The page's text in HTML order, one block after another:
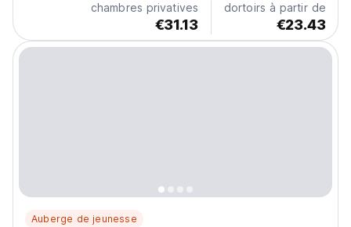
chambres privatives
€31.13
dortoirs à partir de
€23.43
Auberge de jeunesse